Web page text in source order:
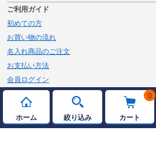
ホーム 絞り込み
0
カート
ご利用ガイド
初めての方
お買い物の流れ
名入れ商品のご注文
お支払い方法
会員ログイン
メルマガ登録
新規会員登録
ページトップへ